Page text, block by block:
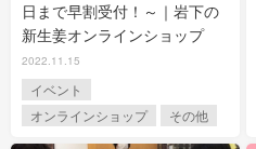
日まで早割受付！～｜岩下の
新生姜オンラインショップ
2022.11.15
イベント
オンラインショップ
その他